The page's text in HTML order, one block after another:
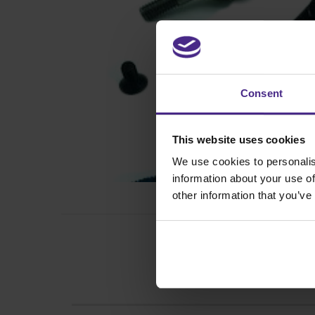
Consent
This website uses cookies
We use cookies to
information about your use
other information that